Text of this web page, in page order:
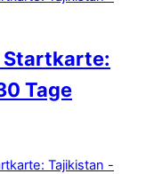
Startkarte:
Tage